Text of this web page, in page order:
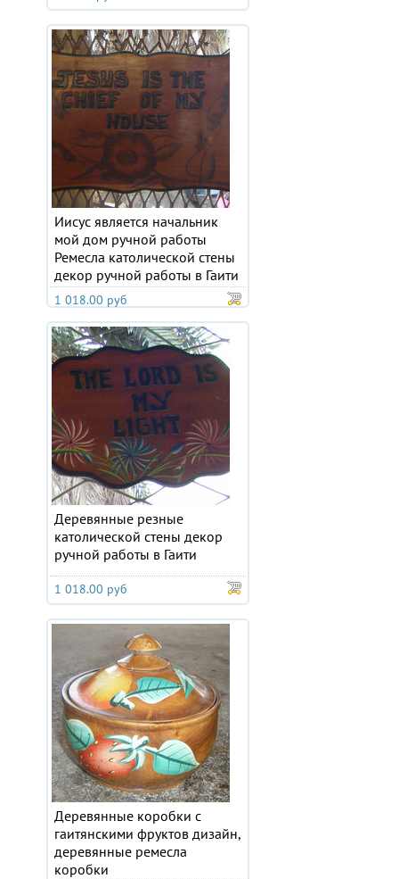
Иисус является начальник
мой дом ручной работы
Ремесла католической стены
декор ручной работы в Гаити
1 018.00 руб
Деревянные резные
католической стены декор
ручной работы в Гаити
1 018.00 руб
Деревянные коробки с
гаитянскими фруктов дизайн,
деревянные ремесла
коробки